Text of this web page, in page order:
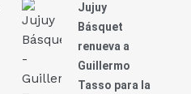
Jujuy
Básquet
renueva a
Guillermo
Tasso para la